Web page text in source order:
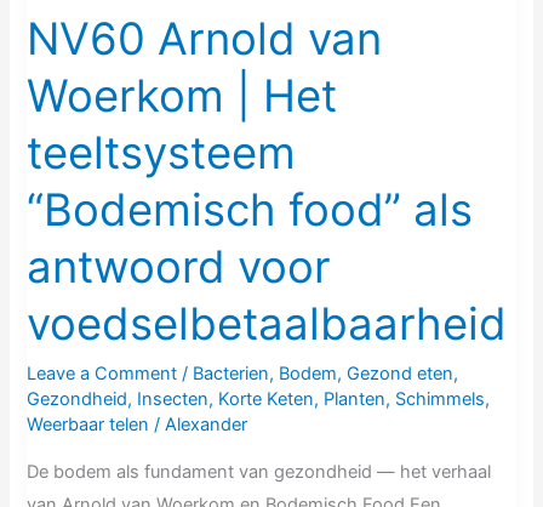
NV60 Arnold van
Woerkom | Het
teeltsysteem
“Bodemisch food” als
antwoord voor
voedselbetaalbaarheid
Leave a Comment / Bacterien, Bodem,Gezond eten,
Gezondheid, Insecten, Korte Keten, Planten, Schimmels,
Weerbaar telen /Alexander
De bodem als fundament van gezondheid — het verhaal
als
antwoord
voor
voedselbetaalbaarheid